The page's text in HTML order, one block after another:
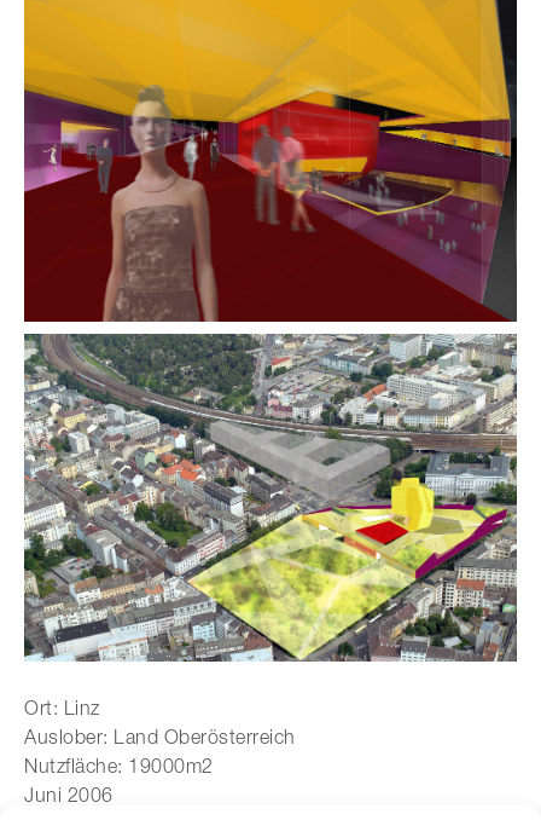
Ort: Linz
Auslober: Land Oberösterreich
Nutzfläche: 19000m2
Juni 2006